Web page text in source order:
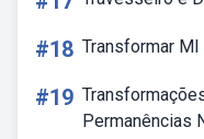
#18 Transformar Ml
#19
Permanências